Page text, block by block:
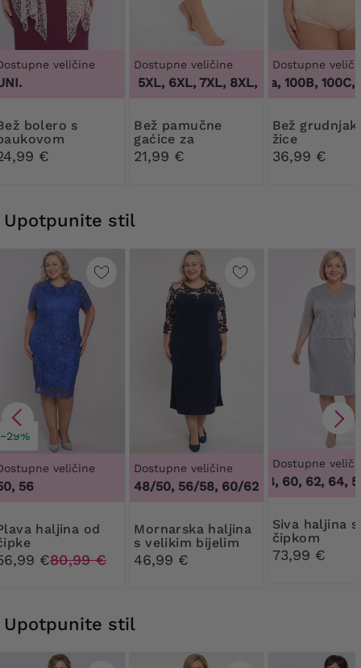
veličine
s
€
Dostupne veličine
3XL, 4XL, 5XL, 6XL, 7XL, 8XL, 9XL ,3XL, 4XL,
Bež pamučne
gaćice za
oblikovanje tijela s
čipkom
21,99 €
Dostupne
100 tisuća, 100B, 100C,
Bež grudnjak bez
žice
36,99 €
Upotpunite stil
−29%
veličine
56
od
€80,99 €
Dostupne veličine
48/50, 56/58, 60/62
Mornarska haljina
s velikim bijelim
cvjetovima
46,99 €
Dostupne
54, 56, 58, 60, 62, 64,
Siva haljina s
čipkom
73,99 €
Upotpunite stil